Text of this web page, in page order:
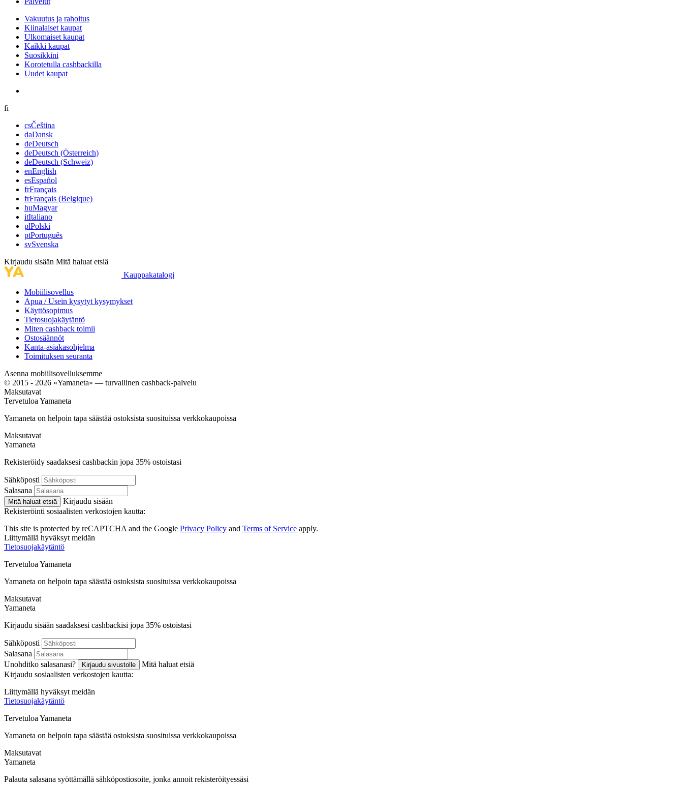
Vakuutus ja rahoitus
Kiinalaiset kaupat
Ulkomaiset kaupat
Kaikki kaupat
Suosikkini
Korotetulla cashbackilla
Uudet kaupat
fi
csČeština
daDansk
deDeutsch
deDeutsch (Österreich)
deDeutsch (Schweiz)
enEnglish
esEspañol
frFrançais
frFrançais (Belgique)
huMagyar
itItaliano
plPolski
ptPortuguês
svSvenska
Kirjaudu sisään Mitä haluat etsiä
Kauppakatalogi
Mobiilisovellus
Apua / Usein kysytyt kysymykset
Käyttösopimus
Tietosuojakäytäntö
Miten cashback toimii
Ostosäännöt
Kanta-asiakasohjelma
Toimituksen seuranta
Asenna mobiilisovelluksemme
© 2015 - 2026 «Yamaneta» — turvallinen cashback-palvelu
Maksutavat
Tervetuloa Yamaneta
Yamaneta on helpoin tapa säästää ostoksista suosituissa verkkokaupoissa
Maksutavat
Yamaneta
Rekisteröidy saadaksesi cashbackin jopa 35% ostoistasi
Sähköposti
Salasana
Mitä haluat etsiä
Kirjaudu sisään
Rekisteröinti sosiaalisten verkostojen kautta:
This site is protected by reCAPTCHA and the Google Privacy Policy and Terms of Service apply.
Liittymällä hyväksyt meidän
Tietosuojakäytäntö
Tervetuloa Yamaneta
Yamaneta on helpoin tapa säästää ostoksista suosituissa verkkokaupoissa
Maksutavat
Yamaneta
Kirjaudu sisään saadaksesi cashbackisi jopa 35% ostoistasi
Sähköposti
Salasana
Unohditko salasanasi?
Kirjaudu sivustolle
Mitä haluat etsiä
Kirjaudu sosiaalisten verkostojen kautta:
Liittymällä hyväksyt meidän
Tietosuojakäytäntö
Tervetuloa Yamaneta
Yamaneta on helpoin tapa säästää ostoksista suosituissa verkkokaupoissa
Maksutavat
Yamaneta
Palauta salasana syöttämällä sähköpostiosoite, jonka annoit rekisteröityessäsi